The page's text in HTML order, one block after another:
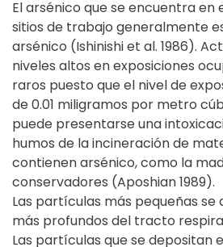
El arsénico que se encuentra en
sitios de trabajo generalmente
arsénico (Ishinishi et al. 1986).
niveles altos en exposiciones
raros puesto que el nivel de
de 0.01 miligramos por metro
puede presentarse una
humos de la incineración de
contienen arsénico, como la
conservadores (Aposhian 1989).
Las partículas más pequeñas se
más profundos del tracto
Las partículas que se depositan